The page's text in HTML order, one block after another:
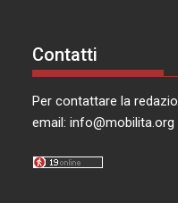
Contatti
Per contattare la
email:info@mobilita.org